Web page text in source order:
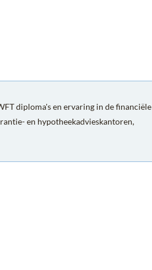
diploma's en ervaring in de financiële
en hypotheekadvieskantoren,